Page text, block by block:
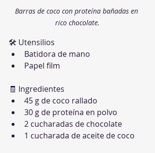
Barras de coco con proteína bañadas en
rico chocolate.
🛠 Utensilios
Batidora de mano
Papel film
🧾 Ingredientes
45 g de coco rallado
30 g de proteína en polvo
2 cucharadas de chocolate
1 cucharada de aceite de coco